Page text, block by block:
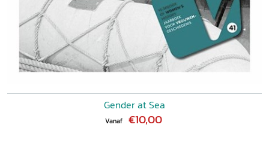
Gender at Sea
Vanaf €10,00